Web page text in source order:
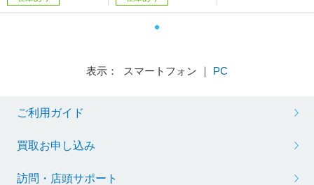
表示： スマートフォン ｜ PC
ご利用ガイド
買取お申し込み
訪問・店頭サポート